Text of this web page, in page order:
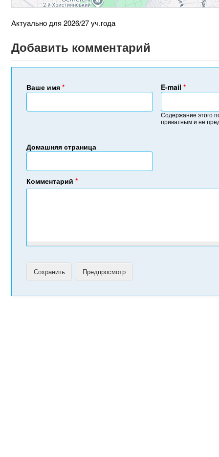
Актуально для 2026/27 уч.года
Добавить комментарий
Ваше имя* E-mail *
Содержание этого
приватным и не
Домашняя страница
Комментарий*